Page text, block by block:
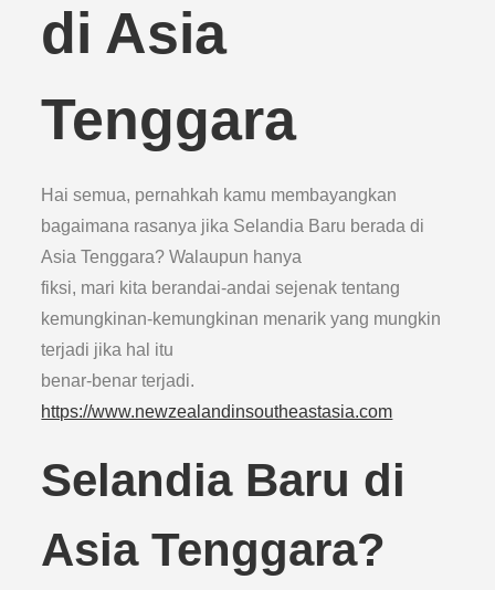
di Asia
Tenggara
Hai semua, pernahkah kamu membayangkan
bagaimana rasanya jika Selandia Baru berada di
Asia Tenggara? Walaupun hanya
fiksi, mari kita berandai-andai sejenak tentang
kemungkinan-kemungkinan menarik yang mungkin
terjadi jika hal itu
benar-benar terjadi.
https://www.newzealandinsoutheastasia.com
Selandia Baru di
Asia Tenggara?